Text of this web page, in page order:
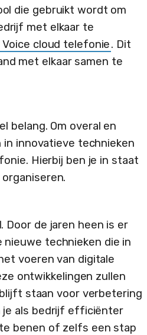
die gebruikt wordt om
met elkaar te
Voice cloud telefonie. Dit
met elkaar samen te
belang. Om overal en
innovatieve technieken
Hierbij ben je in staat
Door de jaren heen is er
nieuwe technieken die in
voeren van digitale
ontwikkelingen zullen
staan voor verbetering
je als bedrijf efficiënter
benen of zelfs een stap